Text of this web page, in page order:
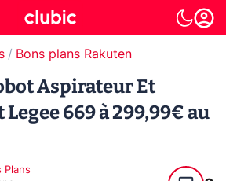
Bons plans Rakuten
Aspirateur Et
669 à 299,99€ au
Plans